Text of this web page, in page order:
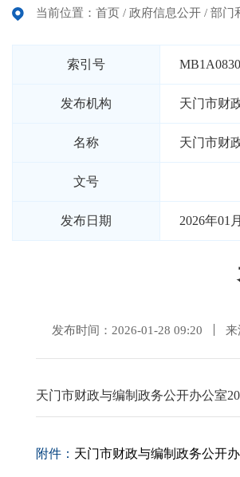
当前位置： 首页 / 政府信息公开 / 部门
索引号
发布机构 天门市财
名称 天门市财
文号
发布日期 2026年01
发布时间：2026-01-28 09:20 来
天门市财政与编制政务公开办公室
附件： 天门市财政与编制政务公开